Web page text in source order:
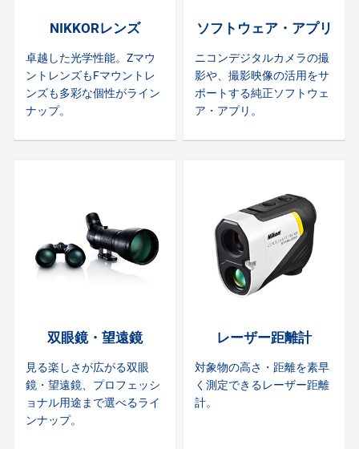
NIKKORレンズ
卓越した光学性能。Zマウ
ントレンズもFマウントレ
ンズも多彩な個性がライン
ナップ。
ソフトウェア・アプリ
ニコンデジタルカメラの撮
影や、撮影映像の活用をサ
ポートする純正ソフトウェ
ア・アプリ。
双眼鏡・望遠鏡
見る楽しさが広がる双眼
鏡・望遠鏡、プロフェッシ
ョナル用途まで選べるライ
ンナップ。
レーザー距離計
対象物の高さ・距離を素早
く測定できるレーザー距離
計。